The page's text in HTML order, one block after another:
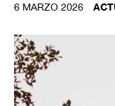
6 MARZO 2026